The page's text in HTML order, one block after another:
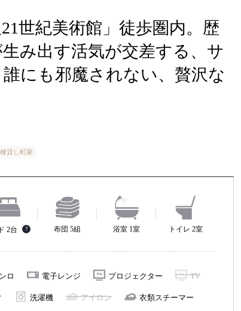
世紀美術館」徒歩圏内。歴
み出す活気が交差する、サ
にも邪魔されない、贅沢な
貸し町家
2台 ? 布団 5組 浴室 1室 トイレ 2室
ロ 電子レンジ プロジェクター TV
洗濯機 アイロン 衣類スチーマー